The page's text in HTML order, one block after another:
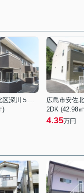
広島市安佐北区深川５丁目
)
2DK (42.98
4.35万円